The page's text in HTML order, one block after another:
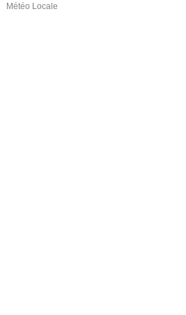
Météo Locale